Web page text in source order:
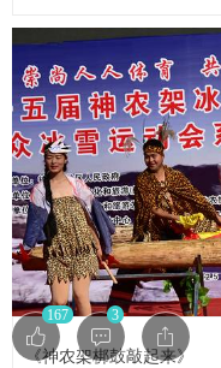
《神农架梆鼓敲起来》
167 3